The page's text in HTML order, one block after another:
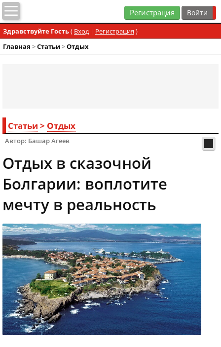
Регистрация
Здравствуйте Гость( Вход| Регистрация )
Главная >Статьи>Отдых
Статьи > Отдых
Автор: Башар Агеев
Отдых в сказочной
Болгарии: воплотите
мечту в реальность